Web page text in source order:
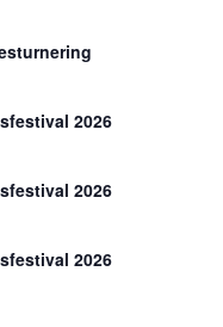
2026
2026
2026